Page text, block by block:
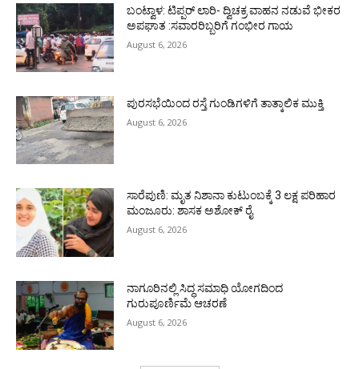
ಬಂಟ್ವಾಳ: ಟಿಪ್ಪರ್ ಲಾರಿ- ದ್ವಿಚಕ್ರ ವಾಹನ ನಡುವೆ ಭೀಕರ
ಅಪಘಾತ :ಸವಾರರಿಬ್ಬರಿಗೆ ಗಂಭೀರ ಗಾಯ
August 6, 2026
ಪುರಸಭೆಯಿಂದ ರಸ್ತೆ ಗುಂಡಿಗಳಿಗೆ ತಾತ್ಕಾಲಿಕ ಮುಕ್ತಿ
August 6, 2026
ಸಾರೆಪುಣಿ: ಮೃತ ನಿಶಾನಾ ಕುಟುಂಬಕ್ಕೆ 3 ಲಕ್ಷ ಪರಿಹಾರ
ಮಂಜೂರು: ಶಾಸಕ ಅಶೋಕ್ ರೈ
August 6, 2026
ನಾಗೂರಿನಲ್ಲಿ ಸಿದ್ಧ ಸಮಾಧಿ ಯೋಗದಿಂದ
ಗುರುಪೂರ್ಣಿಮೆ ಆಚರಣೆ
August 6, 2026